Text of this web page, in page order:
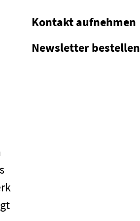
Kontakt aufnehmen
Newsletter bestellen